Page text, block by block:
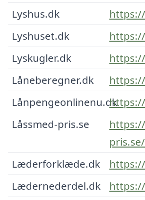
Lyshus.dk
Lyshuset.dk
Lyskugler.dk
Låneberegner.dk
Lånpengeonlinenu.dk
Låssmed-pris.se
pris.se/
Læderforklæde.dk
Lædernederdel.dk